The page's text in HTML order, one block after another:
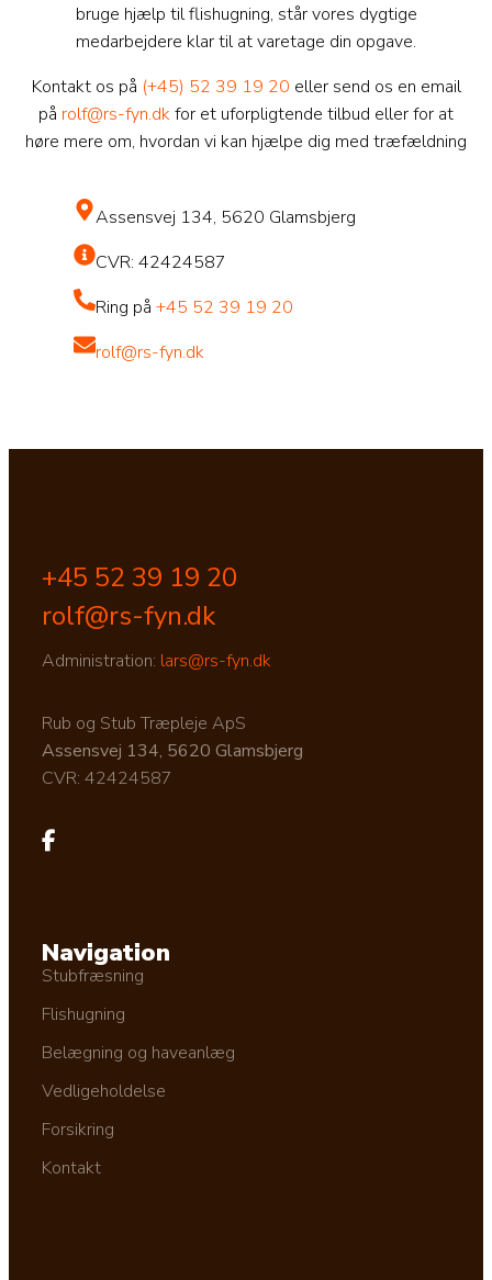
bruge hjælp til flishugning, står vores dygtige
medarbejdere klar til at varetage din opgave.
Kontakt os på (+45) 52 39 19 20 eller send os en email
på rolf@rs-fyn.dkfor et uforpligtende tilbud eller for at
høre mere om, hvordan vi kan hjælpe dig med træfældning
Assensvej 134, 5620 Glamsbjerg
CVR: 42424587
Ring på+45 52 39 19 20
rolf@rs-fyn.dk
+45 52 39 19 20
rolf@rs-fyn.dk
Administration: lars@rs-fyn.dk
Rub og Stub Træpleje ApS
Assensvej 134, 5620 Glamsbjerg
CVR: 42424587
Navigation
Stubfræsning
Flishugning
Belægning og haveanlæg
Vedligeholdelse
Forsikring
Kontakt